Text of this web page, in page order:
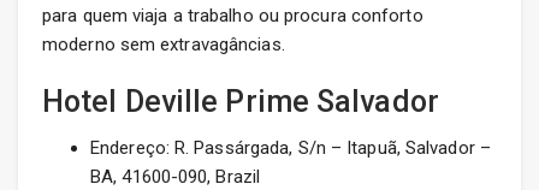
para quem viaja a trabalho ou procura conforto
moderno sem extravagâncias.
Hotel Deville Prime Salvador
Endereço: R. Passárgada, S/n – Itapuã, Salvador –
BA, 41600-090, Brazil